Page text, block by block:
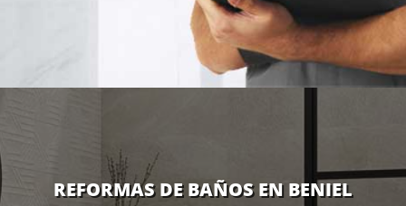
REFORMAS DE BAÑOS EN BENIEL